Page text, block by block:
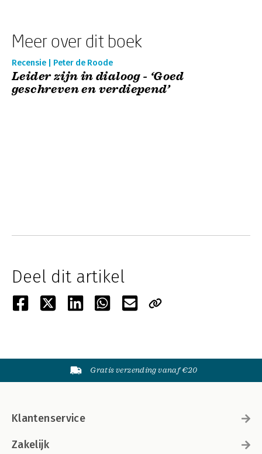
Meer over dit boek
Recensie | Peter de Roode
Leider zijn in dialoog - ‘Goed
geschreven en verdiepend’
Deel dit artikel
Gratis verzending vanaf €20
Klantenservice
Zakelijk